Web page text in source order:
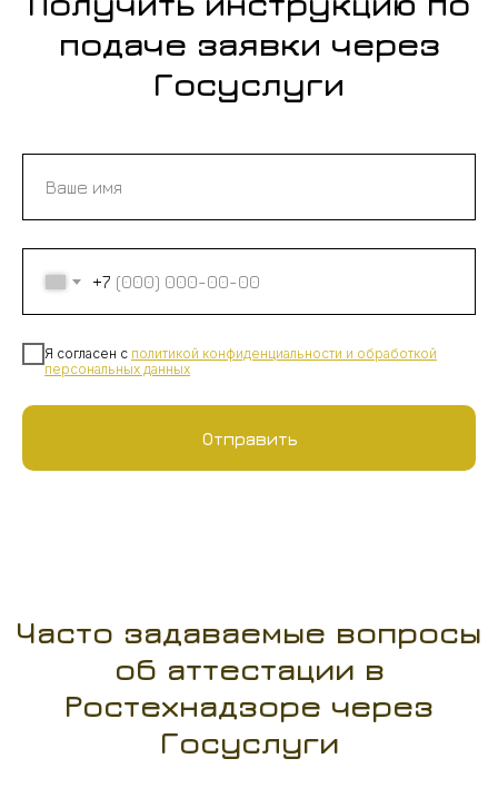
подаче заявки через
Госуслуги
+7
Я согласен с политикой конфиденциальности и обработкой
персональных данных
Отправить
Часто задаваемые вопросы
об аттестации в
Ростехнадзоре через
Госуслуги